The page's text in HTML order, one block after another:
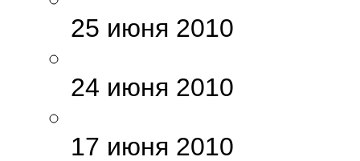
25 июня 2010
24 июня 2010
17 июня 2010